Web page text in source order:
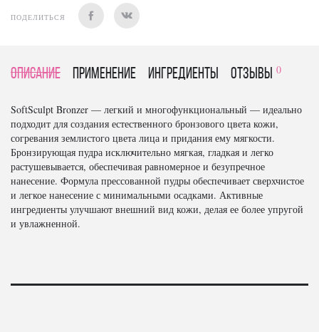
ПОДЕЛИТЬСЯ
Описание Применение Ингредиенты отзывы 0
SoftSculpt Bronzer — легкий и многофункциональный — идеально
подходит для создания естественного бронзового цвета кожи,
согревания землистого цвета лица и придания ему мягкости.
Бронзирующая пудра исключительно мягкая, гладкая и легко
растушевывается, обеспечивая равномерное и безупречное
нанесение. Формула прессованной пудры обеспечивает сверхчистое
и легкое нанесение с минимальными осадками. Активные
ингредиенты улучшают внешний вид кожи, делая ее более упругой
и увлажненной.